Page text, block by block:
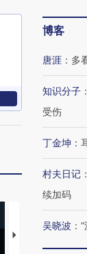
视线｜HYROX的吸
术：是什么让中产
博客
唐涯 ： 多
知识分子 ：
受伤
丁金坤 ：
村夫日记 ：
续加码
吴晓波 ：